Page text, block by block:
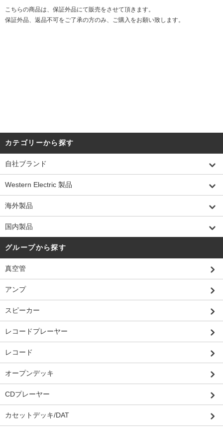
こちらの商品は、保証外品にて販売をさせて頂きます。
保証外品、返品不可をご了承の方のみ、ご購入をお願い致します。
カテゴリーから探す
自社ブランド
Western Electric 製品
海外製品
国内製品
グループから探す
真空管
アンプ
スピーカー
レコードプレーヤー
レコード
オープンデッキ
CDプレーヤー
カセットデッキ/DAT